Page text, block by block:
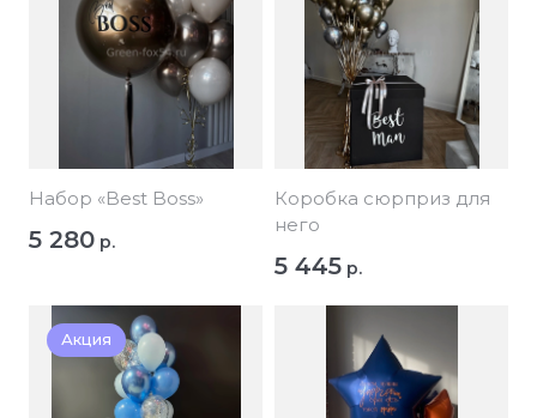
Набор «Best Boss»
5 280 р.
Коробка сюрприз для
него
5 445 р.
Акция